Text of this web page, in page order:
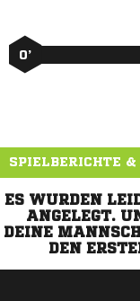
0’
SPIELBERICHTE &
ES WURDEN
ANGELEGT.
DEINE
DEN